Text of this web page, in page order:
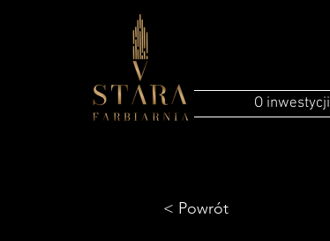
O inwestycji
< Powrót